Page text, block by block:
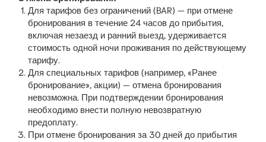
Для тарифов без ограничений (BAR) — при отмене
бронирования в течение 24 часов до прибытия,
включая незаезд и ранний выезд, удерживается
стоимость одной ночи проживания по действующему
тарифу.
Для специальных тарифов (например, «Ранее
бронирование», акции) — отмена бронирования
невозможна. При подтверждении бронирования
необходимо внести полную невозвратную
предоплату.
При отмене бронирования за 30 дней до прибытия